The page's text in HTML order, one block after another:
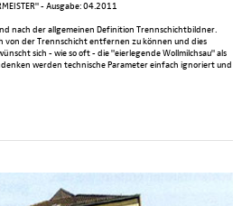
- Ausgabe: 04.2011
nach der allgemeinen Definition Trennschichtbildner.
von der Trennschicht entfernen zu können und dies
sich - wie so oft - die "eierlegende Wollmilchsau" als
werden technische Parameter einfach ignoriert und